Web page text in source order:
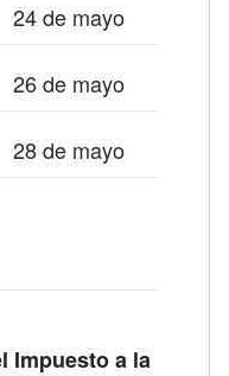
24 de mayo
26 de mayo
28 de mayo
Impuesto a la